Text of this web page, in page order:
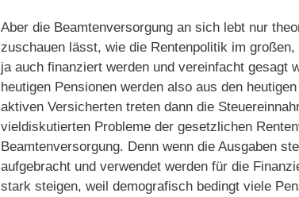
Aber die Beamtenversorgung an sich lebt nur
zuschauen lässt, wie die Rentenpolitik im
ja auch finanziert werden und vereinfacht gesagt
heutigen Pensionen werden also aus den
aktiven Versicherten treten dann die
vieldiskutierten Probleme der gesetzlichen
Beamtenversorgung. Denn wenn die Ausgaben
aufgebracht und verwendet werden für die
stark steigen, weil demografisch bedingt viele